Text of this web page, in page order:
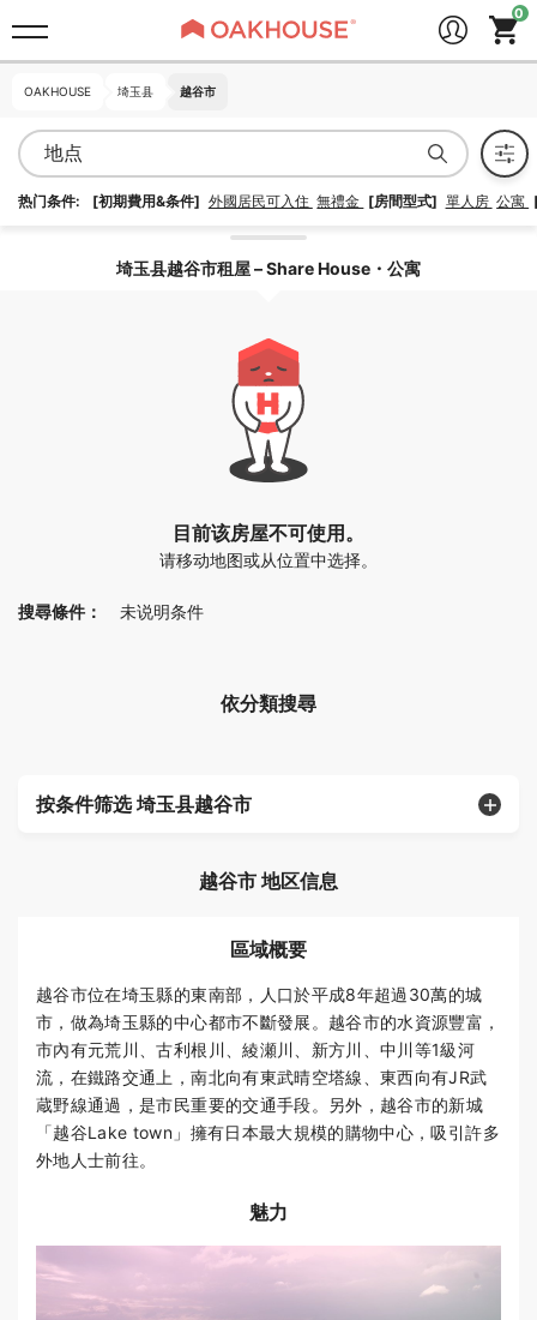
OAKHOUSE 埼玉县 越谷市
地点
热门条件: [初期費用&条件] 外國居民可入住 無禮金 [房間型式] 單人房 公寓
個物件，
埼玉县越谷市租屋 – Share House・公寓
目前该房屋不可使用。
请移动地图或从位置中选择。
搜尋條件： 未说明条件
依分類搜尋
按条件筛选 埼玉县越谷市
越谷市 地区信息
區域概要
越谷市位在埼玉縣的東南部，人口於平成8年超過30萬的城
市，做為埼玉縣的中心都市不斷發展。越谷市的水資源豐富，
市內有元荒川、古利根川、綾瀬川、新方川、中川等1級河
流，在鐵路交通上，南北向有東武晴空塔線、東西向有JR武
蔵野線通過，是市民重要的交通手段。另外，越谷市的新城
「越谷Lake town」擁有日本最大規模的購物中心，吸引許多
外地人士前往。
魅力
OAKHOUSE 埼玉县 越谷市